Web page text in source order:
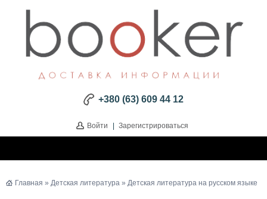
+380 (63) 609 44 12
Войти | Зарегистрироваться
Главная » Детская литература » Детская литература на русском языке